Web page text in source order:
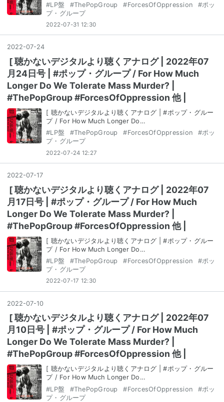
#LP盤 #ThePopGroup #ForcesOfOppression #ポッ
プ・グループ
2022-07-31 12:30
2022-07-24
[ 聴かないデジタルより聴くアナログ | 2022年07
月24日号 | #ポップ・グループ / For How Much
Longer Do We Tolerate Mass Murder? |
#ThePopGroup #ForcesOfOppression 他 |
[ 聴かないデジタルより聴くアナログ | #ポップ・グルー
プ / For How Much Longer Do…
#LP盤 #ThePopGroup #ForcesOfOppression #ポッ
プ・グループ
2022-07-24 12:27
2022-07-17
[ 聴かないデジタルより聴くアナログ | 2022年07
月17日号 | #ポップ・グループ / For How Much
Longer Do We Tolerate Mass Murder? |
#ThePopGroup #ForcesOfOppression 他 |
[ 聴かないデジタルより聴くアナログ | #ポップ・グルー
プ / For How Much Longer Do…
#LP盤 #ThePopGroup #ForcesOfOppression #ポッ
プ・グループ
2022-07-17 12:30
2022-07-10
[ 聴かないデジタルより聴くアナログ | 2022年07
月10日号 | #ポップ・グループ / For How Much
Longer Do We Tolerate Mass Murder? |
#ThePopGroup #ForcesOfOppression 他 |
[ 聴かないデジタルより聴くアナログ | #ポップ・グルー
プ / For How Much Longer Do…
#LP盤 #ThePopGroup #ForcesOfOppression #ポッ
プ・グループ